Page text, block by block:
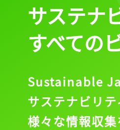
サステナ
すべての
Sustainable
サステナビリ
様々な情報収